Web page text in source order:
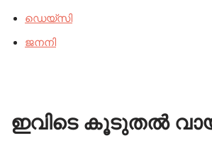
ഡെയ്സി
ജനനി
ഇവിടെ കൂടുതൽ